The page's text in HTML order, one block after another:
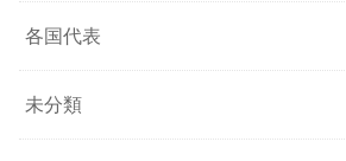
各国代表
未分類